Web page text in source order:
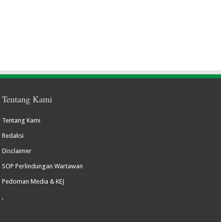
Tentang Kami
Tentang Kami
Redaksi
Disclaimer
SOP Perlindungan Wartawan
Pedoman Media & KEJ
,